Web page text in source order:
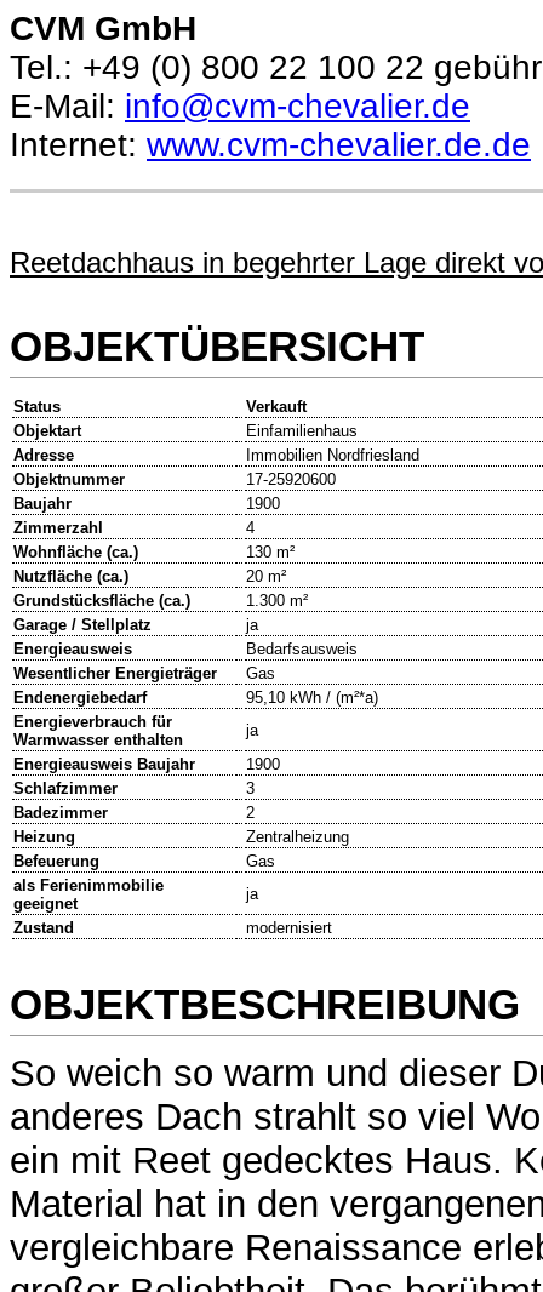
CVM GmbH
Tel.: +49 (0) 800 22 100 22
E-Mail: info@cvm-chevalier.de
Internet: www.cvm-chevalier.de.de
Reetdachhaus in begehrter Lage direkt
OBJEKTÜBERSICHT
Status
Verkauft
Objektart
Einfamilienhaus
Adresse
Immobilien Nordfriesland
Objektnummer
17-25920600
Baujahr
1900
Zimmerzahl
4
Wohnfläche (ca.)
130 m²
Nutzfläche (ca.)
20 m²
Grundstücksfläche (ca.)
1.300 m²
Garage / Stellplatz
ja
Energieausweis
Bedarfsausweis
Wesentlicher Energieträger
Gas
Endenergiebedarf
95,10 kWh / (m²*a)
Energieverbrauch für
Warmwasser enthalten
ja
Energieausweis Baujahr
1900
Schlafzimmer
3
Badezimmer
2
Heizung
Zentralheizung
Befeuerung
Gas
als Ferienimmobilie
geeignet
ja
Zustand
modernisiert
OBJEKTBESCHREIBUNG
So weich so warm und dieser
anderes Dach strahlt so viel
ein mit Reet gedecktes Haus.
Material hat in den
vergleichbare Renaissance